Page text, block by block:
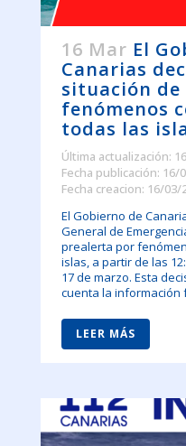
16 Mar El
Canarias
situación
fenómenos
todas las
Última actualización:
Fecha publicación: 16/
Fecha creacion: 16/03/
El Gobierno de
General de
prealerta por
islas, a partir de las
17 de marzo. Esta
cuenta la información
LEER MÁS